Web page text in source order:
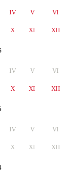
IV V VI
X XI XII
IV V VI
X XI XII
IV V VI
X XI XII